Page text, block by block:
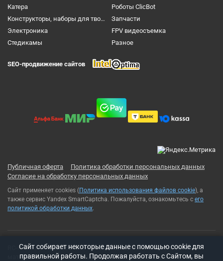
Катера
Роботы ClicBot
Конструкторы, наборы для творчества и настольные игры
Запчасти
Электроника
FPV видеосъемка
Cтедикамы
Разное
SEO-продвижение сайтов
Публичная оферта
Политика обработки персональных данных
Согласие на обработку персональных данных
Сайт применяет cookies (Политика использования файлов cookie), а
также сервис Yandex SmartCaptcha. Пожалуйста, ознакомьтесь с его
политикой обработки данных.
RC-Russia 2013-2026© Все права защищены. Использование
материалов с сайта возможно только с разрешения
Cайт собирает некоторые данные с помощью cookie для
правильной работы. Продолжая работать с Сайтом, вы